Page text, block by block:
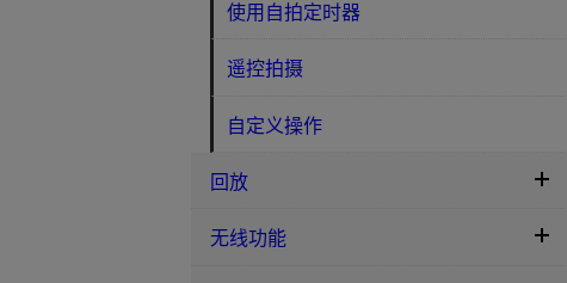
使用自拍定时器
遥控拍摄
自定义操作
回放
无线功能